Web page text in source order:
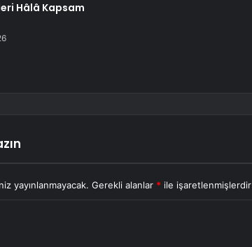
Hâlâ Kapsam
yayınlanmayacak. Gerekli alanlar * ile işaretlenmişlerdir